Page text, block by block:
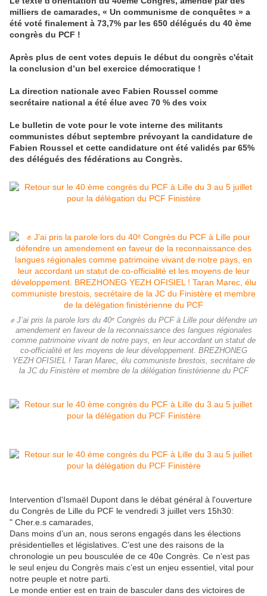
milliers de camarades, « Un communisme de conquêtes » a
été voté finalement à 73,7% par les 650 délégués du 40 ème
congrès du PCF !
Après plus de cent votes depuis le début du congrès c'était
la conclusion d’un bel exercice démocratique !
La direction nationale avec Fabien Roussel comme
secrétaire national a été élue avec 70 % des voix
Le bulletin de vote pour le vote interne des militants
communistes début septembre prévoyant la candidature de
Fabien Roussel et cette candidature ont été validés par 65%
des délégués des fédérations au Congrès.
✊ J’ai pris la parole lors du 40ᵉ Congrès du PCF à Lille pour défendre un
amendement en faveur de la reconnaissance des langues régionales
comme patrimoine vivant de notre pays, en leur accordant un statut de
co-officialité et les moyens de leur développement. BREZHONEG
YEZH OFISIEL ! Taran Marec, élu communiste brestois, secrétaire de
la JC du Finistère et membre de la délégation finistérienne du PCF
Intervention d'Ismaël Dupont dans le débat général à l'ouverture
du Congrès de Lille du PCF le vendredi 3 juillet vers 15h30:
" Cher.e.s camarades,
Dans moins d’un an, nous serons engagés dans les élections
présidentielles et législatives. C’est une des raisons de la
chronologie un peu bousculée de ce 40e Congrès. Ce n’est pas
le seul enjeu du Congrès mais c’est un enjeu essentiel, vital pour
notre peuple et notre parti.
Le monde entier est en train de basculer dans des victoires de